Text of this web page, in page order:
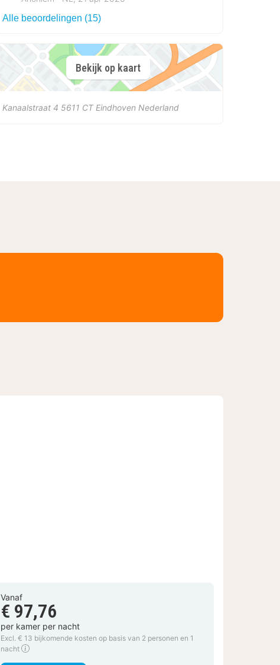
Alle beoordelingen (15)
Bekijk op kaart
Kanaalstraat 4 5611 CT Eindhoven Nederland
Vanaf
€ 97,76
per kamer per nacht
Excl. € 13 bijkomende kosten op basis van 2 personen en 1
nacht